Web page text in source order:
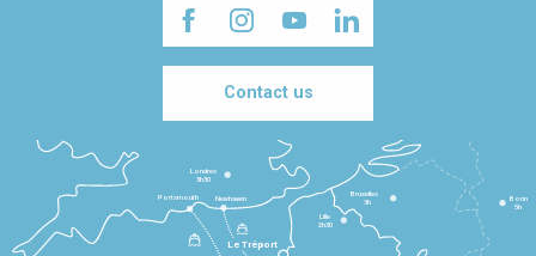
Contact us
Le Tréport
Lille
2h30
Bruxelles
3h
Londres
3h30
Newhaven
Portsmouth
Bonn
5h